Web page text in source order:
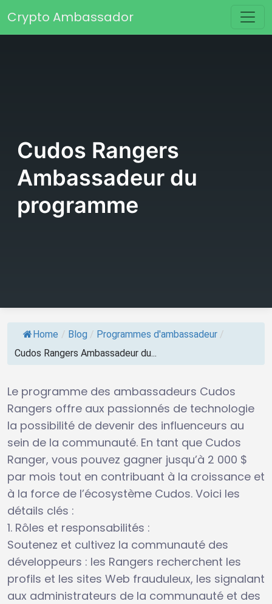
Navigation principale
Crypto Ambassador
Cudos Rangers
Ambassadeur du
programme
Home / Blog / Programmes d'ambassadeur /
Cudos Rangers Ambassadeur du...
Le programme des ambassadeurs Cudos
Rangers offre aux passionnés de technologie
la possibilité de devenir des influenceurs au
sein de la communauté. En tant que Cudos
Ranger, vous pouvez gagner jusqu’à 2 000 $
par mois tout en contribuant à la croissance et
à la force de l’écosystème Cudos. Voici les
détails clés :
1. Rôles et responsabilités :
Soutenez et cultivez la communauté des
développeurs : les Rangers recherchent les
profils et les sites Web frauduleux, les signalant
aux administrateurs de la communauté et des